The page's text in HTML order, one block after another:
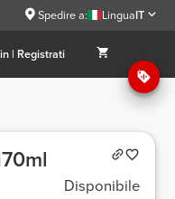
Spedire a: LinguaIT
| Registrati
Disponibile